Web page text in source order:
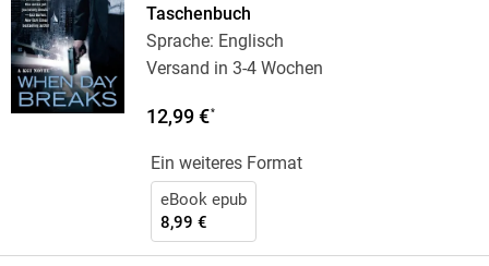
Taschenbuch
Sprache: Englisch
Versand in 3-4 Wochen
12,99 €*
Ein weiteres Format
eBook epub
8,99 €